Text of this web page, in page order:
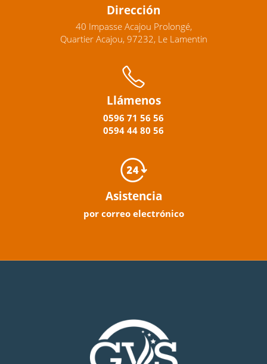
Dirección
40 Impasse Acajou Prolongé,
Quartier Acajou, 97232, Le Lamentin
Llámenos
0596 71 56 56
0594 44 80 56
Asistencia
por correo electrónico